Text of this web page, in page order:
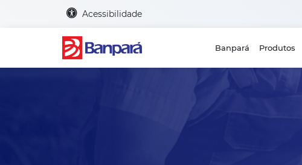
Acessibilidade
Banpará Produtos